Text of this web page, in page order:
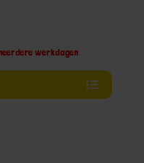
werkdagen